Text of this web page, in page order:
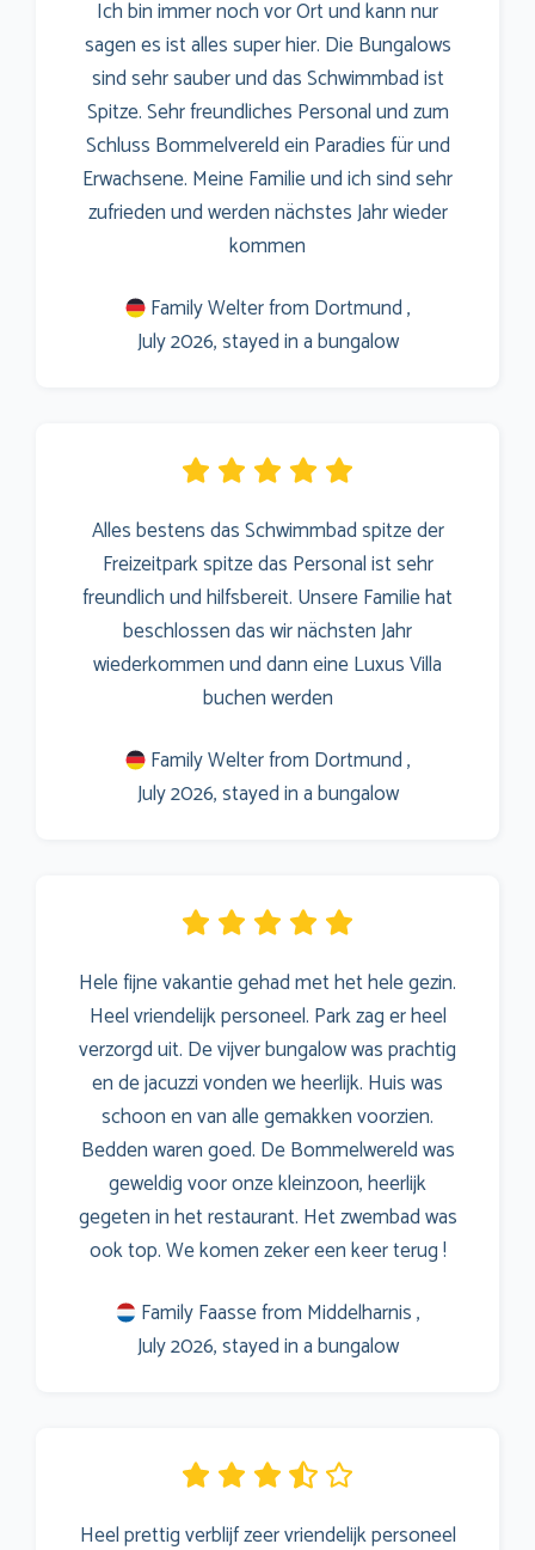
Ich bin immer noch vor Ort und kann nur
sagen es ist alles super hier. Die Bungalows
sind sehr sauber und das Schwimmbad ist
Spitze. Sehr freundliches Personal und zum
Schluss Bommelvereld ein Paradies für und
Erwachsene. Meine Familie und ich sind sehr
zufrieden und werden nächstes Jahr wieder
kommen
Family Welter from Dortmund ,
July 2026, stayed in a bungalow
Alles bestens das Schwimmbad spitze der
Freizeitpark spitze das Personal ist sehr
freundlich und hilfsbereit. Unsere Familie hat
beschlossen das wir nächsten Jahr
wiederkommen und dann eine Luxus Villa
buchen werden
Family Welter from Dortmund ,
July 2026, stayed in a bungalow
Hele fijne vakantie gehad met het hele gezin.
Heel vriendelijk personeel. Park zag er heel
verzorgd uit. De vijver bungalow was prachtig
en de jacuzzi vonden we heerlijk. Huis was
schoon en van alle gemakken voorzien.
Bedden waren goed. De Bommelwereld was
geweldig voor onze kleinzoon, heerlijk
gegeten in het restaurant. Het zwembad was
ook top. We komen zeker een keer terug !
Family Faasse from Middelharnis ,
July 2026, stayed in a bungalow
Heel prettig verblijf zeer vriendelijk personeel